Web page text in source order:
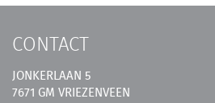
CONTACT
JONKERLAAN 5
7671 GM VRIEZENVEEN